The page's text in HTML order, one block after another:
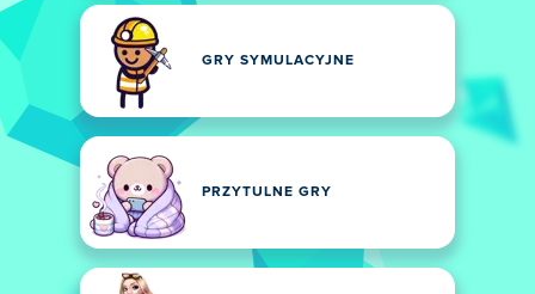
GRY SYMULACYJNE
PRZYTULNE GRY